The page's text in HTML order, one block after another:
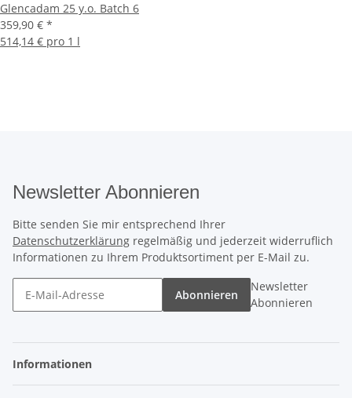
Glencadam 25 y.o. Batch 6
359,90 € *
514,14 € pro 1 l
Newsletter Abonnieren
Bitte senden Sie mir entsprechend Ihrer
Datenschutzerklärung regelmäßig und jederzeit widerruflich
Informationen zu Ihrem Produktsortiment per E-Mail zu.
Abonnieren
Newsletter
Abonnieren
Informationen